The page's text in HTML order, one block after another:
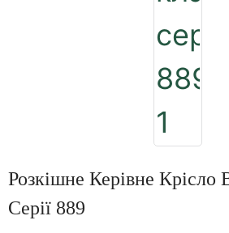
Розкішне Керівне Крісло
Серії 889